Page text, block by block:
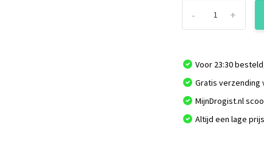
+
-
Voor 23:30
Gratis verzending
MijnDrogist.nl
Altijd een lage prijs